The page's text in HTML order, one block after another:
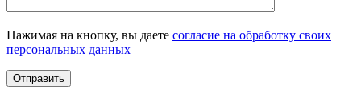
Нажимая на кнопку, вы даете согласие на обработку своих
персональных данных